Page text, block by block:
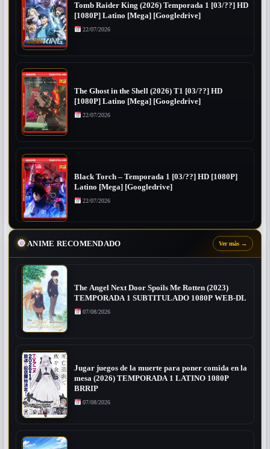
Tomb Raider King (2026) Temporada 1 [03/??] HD
[1080P] Latino [Mega] [Googledrive]
22/07/2026
The Ghost in the Shell (2026) T1 [03/??] HD
[1080P] Latino [Mega] [Googledrive]
22/07/2026
Black Torch – Temporada 1 [03/??] HD [1080P]
Latino [Mega] [Googledrive]
22/07/2026
ANIME RECOMENDADO Ver más →
The Angel Next Door Spoils Me Rotten (2023)
TEMPORADA 1 SUBTITULADO 1080P WEB-DL
07/08/2026
Jugar juegos de la muerte para poner comida en la
mesa (2026) TEMPORADA 1 LATINO 1080P
BRRIP
07/08/2026